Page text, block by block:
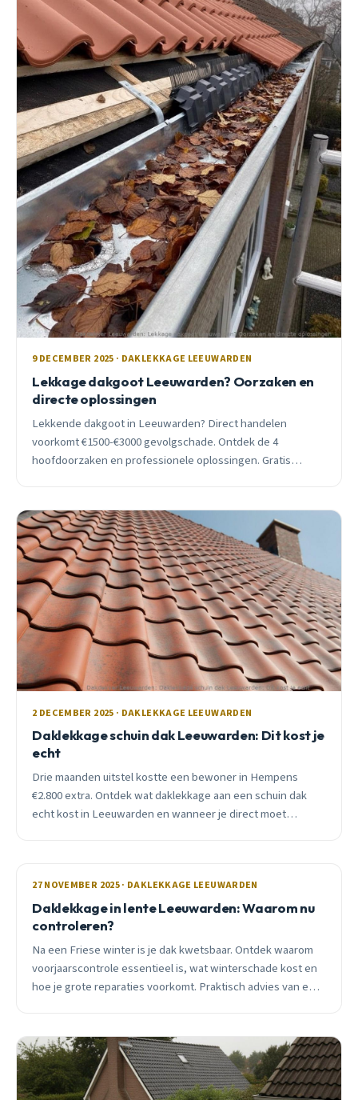
9 DECEMBER 2025 · DAKLEKKAGE LEEUWARDEN
Lekkage dakgoot Leeuwarden? Oorzaken en
directe oplossingen
Lekkende dakgoot in Leeuwarden? Direct handelen
voorkomt €1500-€3000 gevolgschade. Ontdek de 4
hoofdoorzaken en professionele oplossingen. Gratis
2 DECEMBER 2025 · DAKLEKKAGE LEEUWARDEN
Daklekkage schuin dak Leeuwarden: Dit kost je
echt
Drie maanden uitstel kostte een bewoner in Hempens
€2.800 extra. Ontdek wat daklekkage aan een schuin dak
echt kost in Leeuwarden en wanneer je direct moet
27 NOVEMBER 2025 · DAKLEKKAGE LEEUWARDEN
Daklekkage in lente Leeuwarden: Waarom nu
controleren?
Na een Friese winter is je dak kwetsbaar. Ontdek waarom
voorjaarscontrole essentieel is, wat winterschade kost en
hoe je grote reparaties voorkomt. Praktisch advies van een